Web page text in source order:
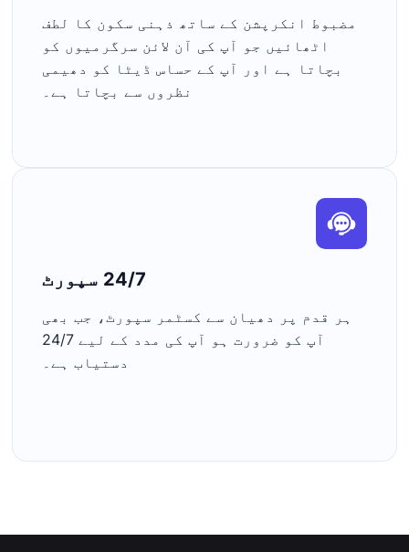
مضبوط انکرپشن کے ساتھ ذہنی سکون کا لطف
اٹھائیں جو آپ کی آن لائن سرگرمیوں کو
بچاتا ہے اور آپ کے حساس ڈیٹا کو دھیمی
نظروں سے بچاتا ہے۔
24/7 سپورٹ
ہر قدم پر دھیان سے کسٹمر سپورٹ، جب بھی
آپ کو ضرورت ہو آپ کی مدد کے لیے 24/7
دستیاب ہے۔